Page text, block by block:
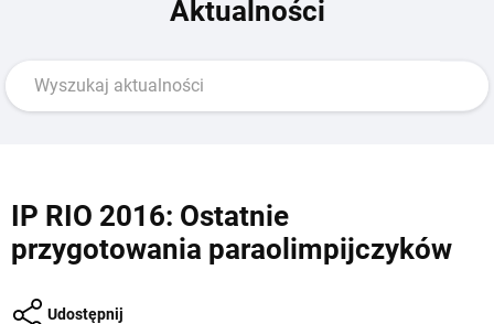
Aktualności
IP RIO 2016: Ostatnie
przygotowania paraolimpijczyków
Udostępnij